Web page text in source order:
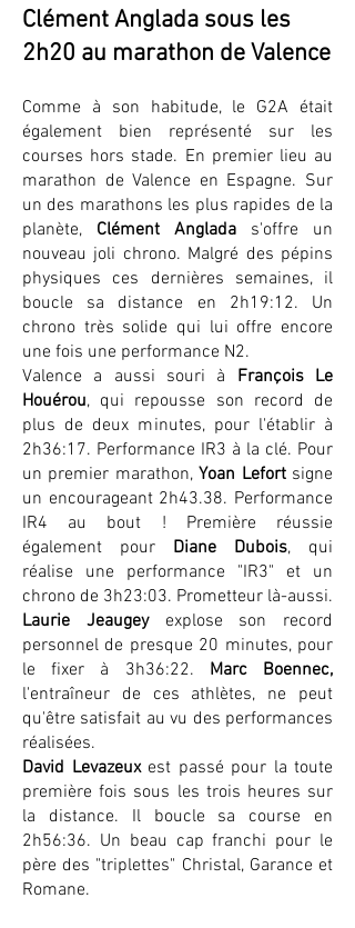
Clément Anglada sous les
2h20 au marathon de Valence
Comme à son habitude, le G2A était
également bien représenté sur les
courses hors stade. En premier lieu au
marathon de Valence en Espagne. Sur
un des marathons les plus rapides de la
planète, Clément Anglada s'offre un
nouveau joli chrono. Malgré des pépins
physiques ces dernières semaines, il
boucle sa distance en 2h19:12. Un
chrono très solide qui lui offre encore
une fois une performance N2.
Valence a aussi souri à François Le
Houérou, qui repousse son record de
plus de deux minutes, pour l'établir à
2h36:17. Performance IR3 à la clé. Pour
un premier marathon,Yoan Lefort signe
un encourageant 2h43.38. Performance
IR4 au bout ! Première réussie
également pour Diane Dubois, qui
réalise une performance "IR3" et un
chrono de 3h23:03. Prometteur là-aussi.
Laurie Jeaugeyexplose son record
personnel de presque 20 minutes, pour
le fixer à 3h36:22. Marc Boennec,
l'entraîneur de ces athlètes, ne peut
qu'être satisfait au vu des performances
réalisées.
David Levazeux est passé pour la toute
première fois sous les trois heures sur
la distance. Il boucle sa course en
2h56:36. Un beau cap franchi pour le
père des "triplettes" Christal, Garance et
Romane.